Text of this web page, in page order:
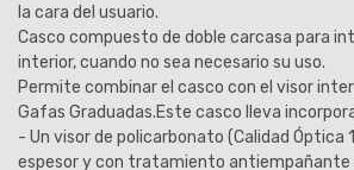
la cara del usuario.
Casco compuesto de doble carcasa para
interior, cuando no sea necesario su uso.
Permite combinar el casco con el visor
Gafas Graduadas.Este casco lleva
- Un visor de policarbonato (Calidad Óptica
espesor y con tratamiento antiempañante